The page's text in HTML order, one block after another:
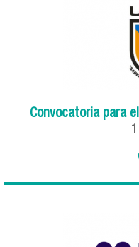
Convocatoria para
1